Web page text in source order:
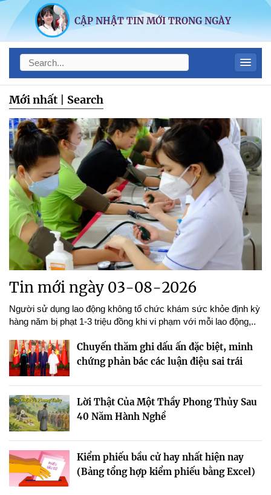
CẬP NHẬT TIN MỚI TRONG NGÀY
Mới nhất Search
Tin mới ngày 03-08-2026
Người sử dụng lao động không tổ chức khám sức khỏe định kỳ
hàng năm bị phạt 1-3 triệu đồng khi vi phạm với mỗi lao động,..
Chuyến thăm ghi dấu ấn đặc biệt, minh
chứng phản bác các luận điệu sai trái
Lời Thật Của Một Thầy Phong Thủy Sau
40 Năm Hành Nghề
Kiểm phiếu bầu cử hay nhất hiện nay
(Bảng tổng hợp kiểm phiếu bằng Excel)